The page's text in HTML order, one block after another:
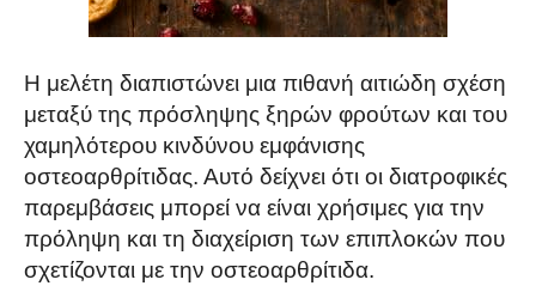
Η μελέτη διαπιστώνει μια πιθανή αιτιώδη σχέση
μεταξύ της πρόσληψης ξηρών φρούτων και του
χαμηλότερου κινδύνου εμφάνισης
οστεοαρθρίτιδας. Αυτό δείχνει ότι οι διατροφικές
παρεμβάσεις μπορεί να είναι χρήσιμες για την
πρόληψη και τη διαχείριση των επιπλοκών που
σχετίζονται με την οστεοαρθρίτιδα.